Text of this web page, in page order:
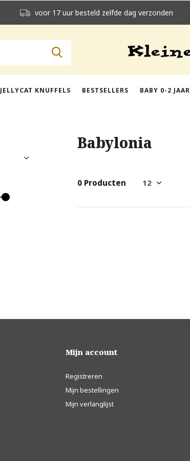
JELLYCAT KNUFFELS BESTSELLERS BABY 0-2 JAAR
voor 17 uur besteld zelfde dag verzonden
Babylonia
0 Producten
Mijn account
Registreren
Mijn bestellingen
Mijn verlanglijst